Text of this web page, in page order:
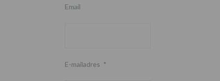
Email
E-mailadres *